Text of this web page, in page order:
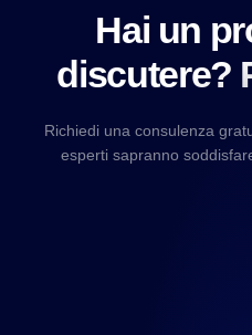
Hai un
discutere?
Richiedi una consulenza
esperti sapranno